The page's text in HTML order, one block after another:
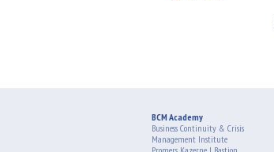
BCM Academy
Business Continuity & Crisis
Management Institute